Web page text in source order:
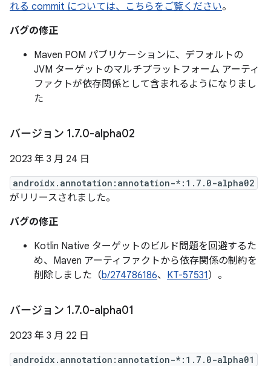
れる commit については、こちらをご覧ください。
バグの修正
Maven POM パブリケーションに、デフォルトの
JVM ターゲットのマルチプラットフォーム アーティ
ファクトが依存関係として含まれるようになりまし
た
バージョン 1.7.0-alpha02
2023 年 3 月 24 日
androidx.annotation:annotation-*:1.7.0-alpha02
がリリースされました。
バグの修正
Kotlin Native ターゲットのビルド問題を回避するた
め、Maven アーティファクトから依存関係の制約を
削除しました（b/274786186、 KT-57531）。
バージョン 1.7.0-alpha01
2023 年 3 月 22 日
androidx.annotation:annotation-*:1.7.0-alpha01